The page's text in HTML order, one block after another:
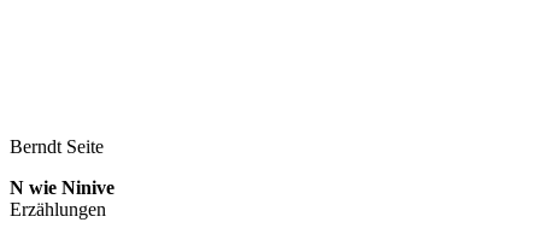
Berndt Seite
N wie Ninive
Erzählungen